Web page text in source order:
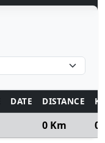
DATE DISTANCE
0 Km 0